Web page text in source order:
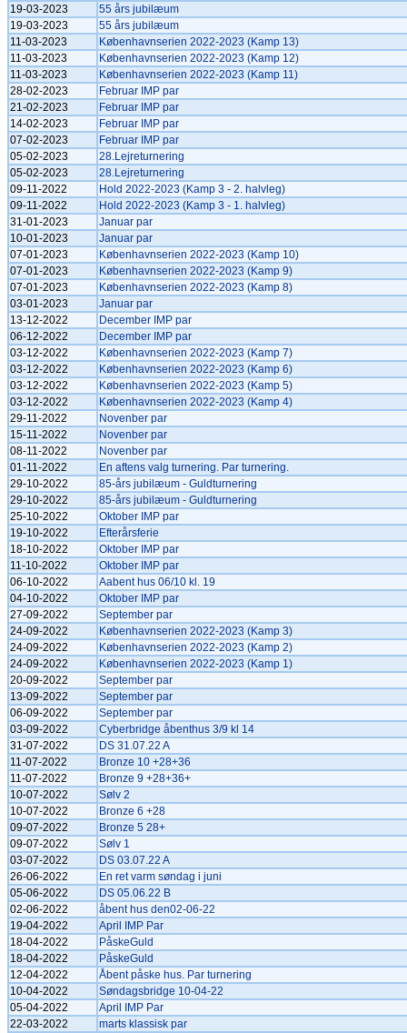
19-03-2023
55 års jubilæum
19-03-2023
55 års jubilæum
11-03-2023
Københavnserien 2022-2023 (Kamp 13)
11-03-2023
Københavnserien 2022-2023 (Kamp 12)
11-03-2023
Københavnserien 2022-2023 (Kamp 11)
28-02-2023
Februar IMP par
21-02-2023
Februar IMP par
14-02-2023
Februar IMP par
07-02-2023
Februar IMP par
05-02-2023
28.Lejreturnering
05-02-2023
28.Lejreturnering
09-11-2022
Hold 2022-2023 (Kamp 3 - 2. halvleg)
09-11-2022
Hold 2022-2023 (Kamp 3 - 1. halvleg)
31-01-2023
Januar par
10-01-2023
Januar par
07-01-2023
Københavnserien 2022-2023 (Kamp 10)
07-01-2023
Københavnserien 2022-2023 (Kamp 9)
07-01-2023
Københavnserien 2022-2023 (Kamp 8)
03-01-2023
Januar par
13-12-2022
December IMP par
06-12-2022
December IMP par
03-12-2022
Københavnserien 2022-2023 (Kamp 7)
03-12-2022
Københavnserien 2022-2023 (Kamp 6)
03-12-2022
Københavnserien 2022-2023 (Kamp 5)
03-12-2022
Københavnserien 2022-2023 (Kamp 4)
29-11-2022
Novenber par
15-11-2022
Novenber par
08-11-2022
Novenber par
01-11-2022
En aftens valg turnering. Par turnering.
29-10-2022
85-års jubilæum - Guldturnering
29-10-2022
85-års jubilæum - Guldturnering
25-10-2022
Oktober IMP par
19-10-2022
Efterårsferie
18-10-2022
Oktober IMP par
11-10-2022
Oktober IMP par
06-10-2022
Aabent hus 06/10 kl. 19
04-10-2022
Oktober IMP par
27-09-2022
September par
24-09-2022
Københavnserien 2022-2023 (Kamp 3)
24-09-2022
Københavnserien 2022-2023 (Kamp 2)
24-09-2022
Københavnserien 2022-2023 (Kamp 1)
20-09-2022
September par
13-09-2022
September par
06-09-2022
September par
03-09-2022
Cyberbridge åbenthus 3/9 kl 14
31-07-2022
DS 31.07.22 A
11-07-2022
Bronze 10 +28+36
11-07-2022
Bronze 9 +28+36+
10-07-2022
Sølv 2
10-07-2022
Bronze 6 +28
09-07-2022
Bronze 5 28+
09-07-2022
Sølv 1
03-07-2022
DS 03.07.22 A
26-06-2022
En ret varm søndag i juni
05-06-2022
DS 05.06.22 B
02-06-2022
åbent hus den02-06-22
19-04-2022
April IMP Par
18-04-2022
PåskeGuld
18-04-2022
PåskeGuld
12-04-2022
Åbent påske hus. Par turnering
10-04-2022
Søndagsbridge 10-04-22
05-04-2022
April IMP Par
22-03-2022
marts klassisk par